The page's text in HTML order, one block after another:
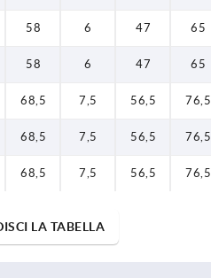
58 6 47 65
58 6 47 65
68,5 7,5 56,5 76,5
68,5 7,5 56,5 76,5
68,5 7,5 56,5 76,5
LA TABELLA